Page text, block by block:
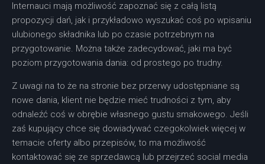
Internauci mają możliwość zapoznać się z całą listą
propozycji dań, jak i przykładowo wyszukać coś po wpisaniu
ulubionego składnika lub po czasie potrzebnym na
przygotowanie. Można także zadecydować, jaki ma być
poziom przygotowania dania: od prostego po trudny.
Z uwagi na to że na stronie bez przerwy udostępniane są
nowe dania, klient nie będzie mieć trudności z tym, aby
odnaleźć coś w obrębie własnego gustu smakowego. Jeśli
zaś kupujący chce się dowiadywać czegokolwiek więcej w
temacie oferty albo przepisów, to ma możliwość
kontaktować się ze sprzedawcą lub przejrzeć social media